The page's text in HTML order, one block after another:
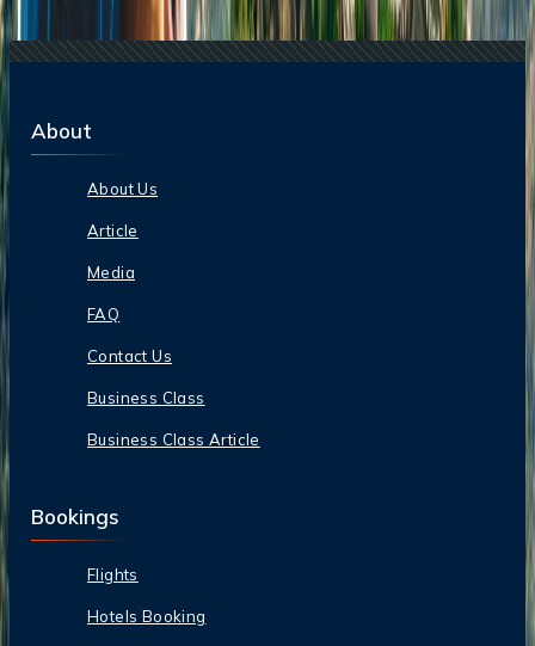
About
About Us
Article
Media
FAQ
Contact Us
Business Class
Business Class Article
Bookings
Flights
Hotels Booking